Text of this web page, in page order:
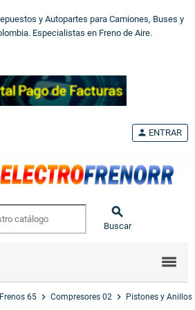
y Autopartes para Camiones, Buses y
Especialistas en Freno de Aire.

Buscar
person ENTRAR
Frenos 65 chevron_right Compresores 02 chevron_right Pistones y Anillos